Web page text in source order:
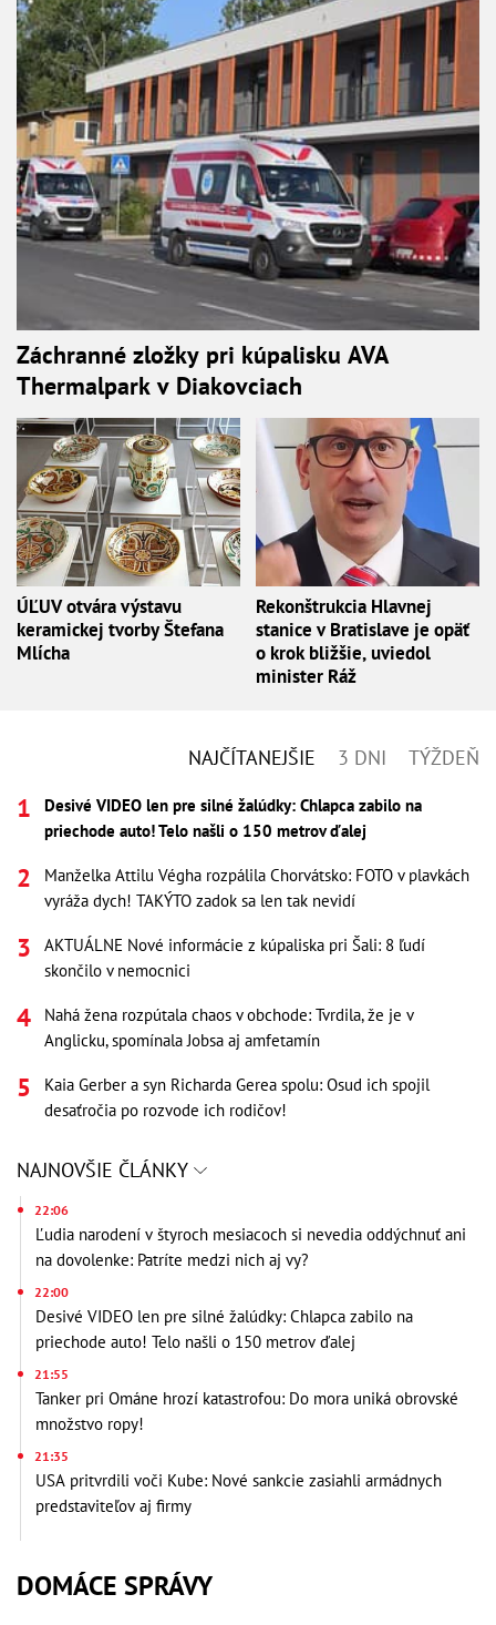
Záchranné zložky pri kúpalisku AVA
Thermalpark v Diakovciach
ÚĽUV otvára výstavu
keramickej tvorby Štefana
Mlícha
Rekonštrukcia Hlavnej
stanice v Bratislave je opäť
o krok bližšie, uviedol
minister Ráž
NAJČÍTANEJŠIE 3 DNI TÝŽDEŇ
Desivé VIDEO len pre silné žalúdky: Chlapca zabilo na
priechode auto! Telo našli o 150 metrov ďalej
Manželka Attilu Végha rozpálila Chorvátsko: FOTO v plavkách
vyráža dych! TAKÝTO zadok sa len tak nevidí
AKTUÁLNE Nové informácie z kúpaliska pri Šali: 8 ľudí
skončilo v nemocnici
Nahá žena rozpútala chaos v obchode: Tvrdila, že je v
Anglicku, spomínala Jobsa aj amfetamín
Kaia Gerber a syn Richarda Gerea spolu: Osud ich spojil
desaťročia po rozvode ich rodičov!
NAJNOVŠIE ČLÁNKY
22:06
Ľudia narodení v štyroch mesiacoch si nevedia oddýchnuť ani
na dovolenke: Patríte medzi nich aj vy?
22:00
Desivé VIDEO len pre silné žalúdky: Chlapca zabilo na
priechode auto! Telo našli o 150 metrov ďalej
21:55
Tanker pri Ománe hrozí katastrofou: Do mora uniká obrovské
množstvo ropy!
21:35
USA pritvrdili voči Kube: Nové sankcie zasiahli armádnych
predstaviteľov aj firmy
DOMÁCE SPRÁVY